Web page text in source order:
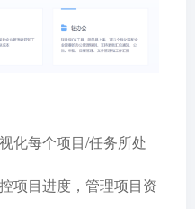
化每个项目/任务所处
项目进度，管理项目资